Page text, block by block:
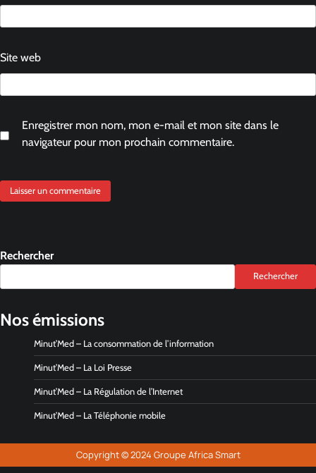
Site web
Enregistrer mon nom, mon e-mail et mon site dans le
navigateur pour mon prochain commentaire.
Rechercher
Rechercher
Nos émissions
Minut’Med – La consommation de l’information
Minut’Med – La Loi Presse
Minut’Med – La Régulation de l’Internet
Minut’Med – La Téléphonie mobile
Copyright © 2024 Groupe Africa Smart